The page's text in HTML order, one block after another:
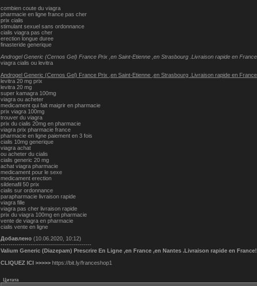
combien coute du viagra
pharmacie en ligne france pas cher
prix cialis
stimulant sexuel sans ordonnance
cialis viagra pas cher
erection longue duree
finasteride generique
Androgel Generic (Cernos Gel) France Prix ,en Saint-Etienne ,en Strasbourg .Livraison rapide en
viagra cialis ou levitra
Androgel Generic (Cernos Gel) France Prix ,en Saint-Etienne ,en Strasbourg .Livraison rapide en
levitra 20 mg prix
levitra 20 mg
super kamagra 100mg
viagra ou acheter
medicament qui fait maigrir en pharmacie
prix viagra 100mg
trouver du viagra
prix du cialis 20mg en pharmacie
viagra prix pharmacie france
pharmacie en ligne paiement en 3 fois
cialis 10mg generique
viagra achat
ou acheter du cialis
cialis generic 20 mg
achat viagra pharmacie
medicament pour le sexe
medicament erection
sildenafil 50 prix
cialis sur ordonnance
parapharmacie livraison rapide
viagra fille
viagra pas cher livraison rapide
prix du viagra 100mg en pharmacie
vente de viagra en pharmacie
cialis vente en ligne
Добавлено (10.06.2020, 10:12)
---------------------------------------------
Valium Generic (Diazepam) Prescrire En Ligne ,en France ,en Nantes .Livraison rapide en
CLIQUEZ ICI >>>>> https://bit.ly/franceshop1
Цитата